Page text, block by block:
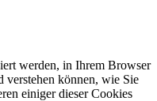
werden, in Ihrem Browser
verstehen können, wie Sie
einiger dieser Cookies